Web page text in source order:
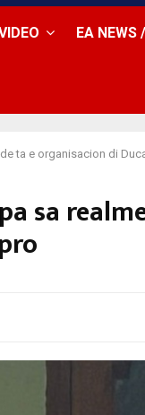
EA NEWS
ta e organisacion di
sa